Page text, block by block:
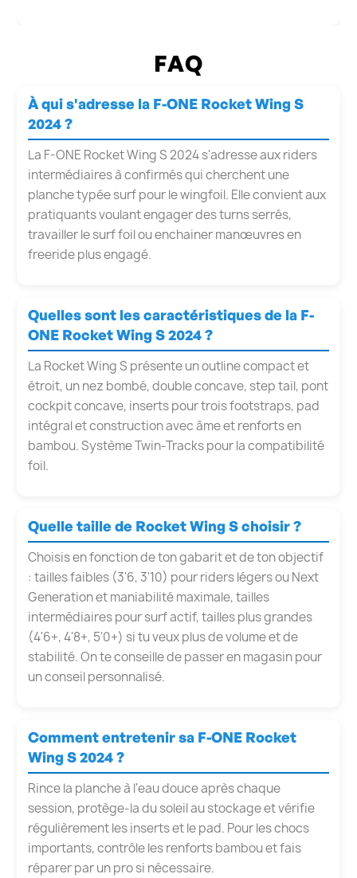
FAQ
À qui s'adresse la F-ONE Rocket Wing S
2024 ?
La F-ONE Rocket Wing S 2024 s'adresse aux riders
intermédiaires à confirmés qui cherchent une
planche typée surf pour le wingfoil. Elle convient aux
pratiquants voulant engager des turns serrés,
travailler le surf foil ou enchainer manœuvres en
freeride plus engagé.
Quelles sont les caractéristiques de la F-
ONE Rocket Wing S 2024 ?
La Rocket Wing S présente un outline compact et
étroit, un nez bombé, double concave, step tail, pont
cockpit concave, inserts pour trois footstraps, pad
intégral et construction avec âme et renforts en
bambou. Système Twin-Tracks pour la compatibilité
foil.
Quelle taille de Rocket Wing S choisir ?
Choisis en fonction de ton gabarit et de ton objectif
: tailles faibles (3'6, 3'10) pour riders légers ou Next
Generation et maniabilité maximale, tailles
intermédiaires pour surf actif, tailles plus grandes
(4'6+, 4'8+, 5'0+) si tu veux plus de volume et de
stabilité. On te conseille de passer en magasin pour
un conseil personnalisé.
Comment entretenir sa F-ONE Rocket
Wing S 2024 ?
Rince la planche à l'eau douce après chaque
session, protège-la du soleil au stockage et vérifie
régulièrement les inserts et le pad. Pour les chocs
importants, contrôle les renforts bambou et fais
réparer par un pro si nécessaire.